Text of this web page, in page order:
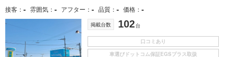
接客 - 雰囲気 - アフター - 品質 - 価格 -
掲載台数 102台
口コミあり
車選びドットコム保証EGSプラス取扱